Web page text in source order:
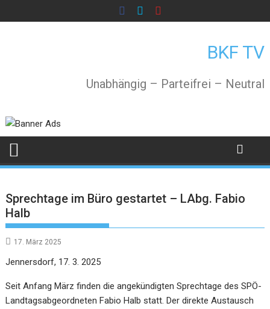
to
BKF TV
Unabhängig – Parteifrei – Neutral
Sprechtage im Büro gestartet – LAbg. Fabio
Halb
17. März 2025
Jennersdorf, 17. 3. 2025
Seit Anfang März finden die angekündigten Sprechtage des SPÖ-
Landtagsabgeordneten Fabio Halb statt. Der direkte Austausch